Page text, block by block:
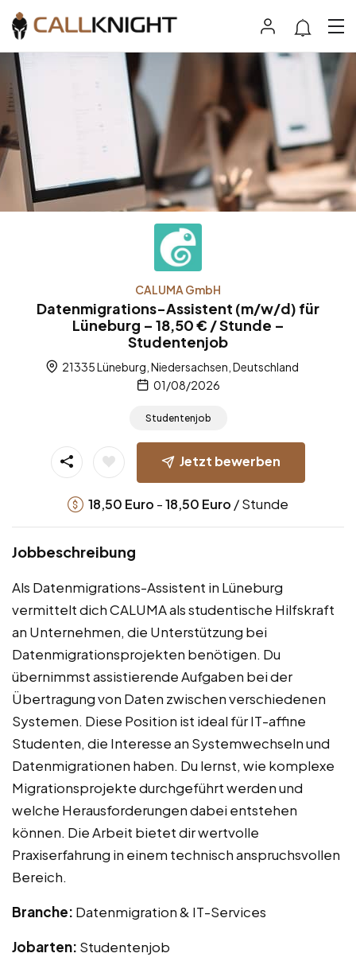
CALUMA GmbH
Datenmigrations-Assistent (m/w/d) für
Lüneburg – 18,50 € / Stunde –
Studentenjob
21335 Lüneburg, Niedersachsen, Deutschland
01/08/2026
Studentenjob
Jetzt bewerben
18,50 Euro -18,50 Euro / Stunde
Jobbeschreibung
Als Datenmigrations-Assistent in Lüneburg
vermittelt dich CALUMA als studentische Hilfskraft
an Unternehmen, die Unterstützung bei
Datenmigrationsprojekten benötigen. Du
übernimmst assistierende Aufgaben bei der
Übertragung von Daten zwischen verschiedenen
Systemen. Diese Position ist ideal für IT-affine
Studenten, die Interesse an Systemwechseln und
Datenmigrationen haben. Du lernst, wie komplexe
Migrationsprojekte durchgeführt werden und
welche Herausforderungen dabei entstehen
können. Die Arbeit bietet dir wertvolle
Praxiserfahrung in einem technisch anspruchsvollen
Bereich.
Branche: Datenmigration & IT-Services
Jobarten: Studentenjob